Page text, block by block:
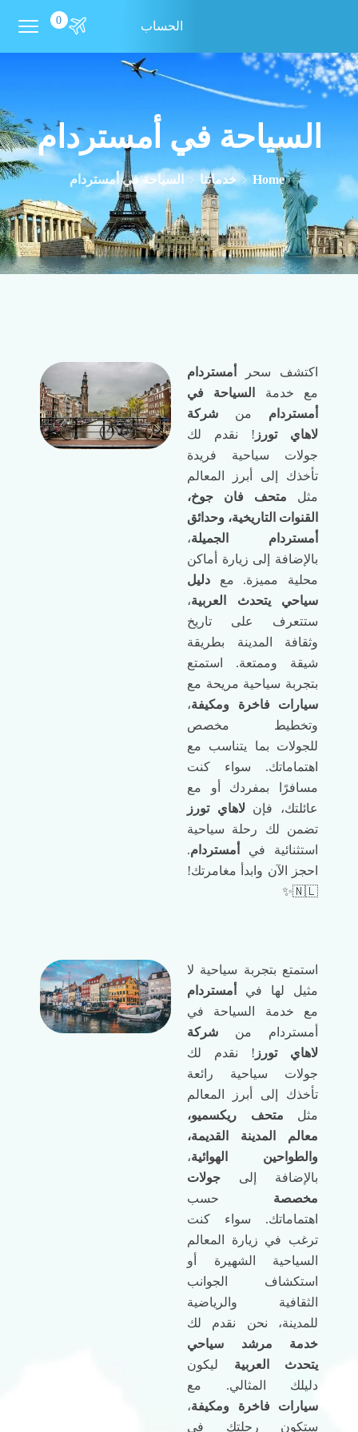
الحساب 0
السياحة في أمستردام
Home خدماتنا السياحة في أمستردام
اكتشف سحر
أمستردام
مع خدمة
السياحة في
أمستردام من شركة
لاهاي تورز ! نقدم لك
جولات سياحية فريدة
تأخذك إلى أبرز المعالم
مثل متحف فان جوخ،
القنوات التاريخية، وحدائق
أمستردام الجميلة،
بالإضافة إلى زيارة أماكن
محلية مميزة. مع دليل
سياحي يتحدث العربية،
ستتعرف على تاريخ
وثقافة المدينة بطريقة
شيقة وممتعة. استمتع
بتجربة سياحية مريحة مع
سيارات فاخرة ومكيفة،
وتخطيط مخصص
للجولات بما يتناسب مع
اهتماماتك. سواء كنت
مسافرًا بمفردك أو مع
عائلتك، فإنلاهاي تورز
تضمن لك رحلة سياحية
استثنائية في
أمستردام.
احجز الآن وابدأ مغامرتك!
🇳🇱✨
استمتع بتجربة سياحية لا
مثيل لها في
أمستردام
مع خدمة السياحة في
أمستردام من شركة
لاهاي تورز ! نقدم لك
جولات سياحية رائعة
تأخذك إلى أبرز المعالم
مثل متحف ريكسميو،
معالم المدينة القديمة،
والطواحين الهوائية،
بالإضافة إلى جولات
مخصصة حسب
اهتماماتك. سواء كنت
ترغب في زيارة المعالم
السياحية الشهيرة أو
استكشاف الجوانب
الثقافية والرياضية
للمدينة، نحن نقدم لك
خدمة مرشد سياحي
يتحدث العربية ليكون
دليلك المثالي. مع
سيارات فاخرة ومكيفة،
ستكون رحلتك في